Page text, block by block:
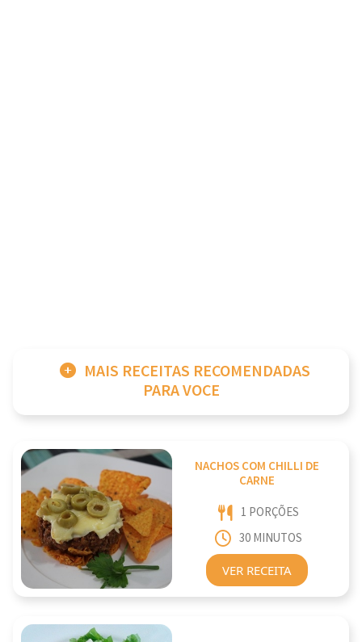
MAIS RECEITAS RECOMENDADAS
PARA VOCE
NACHOS COM CHILLI DE
CARNE
1 PORÇÕES
30 MINUTOS
VER RECEITA